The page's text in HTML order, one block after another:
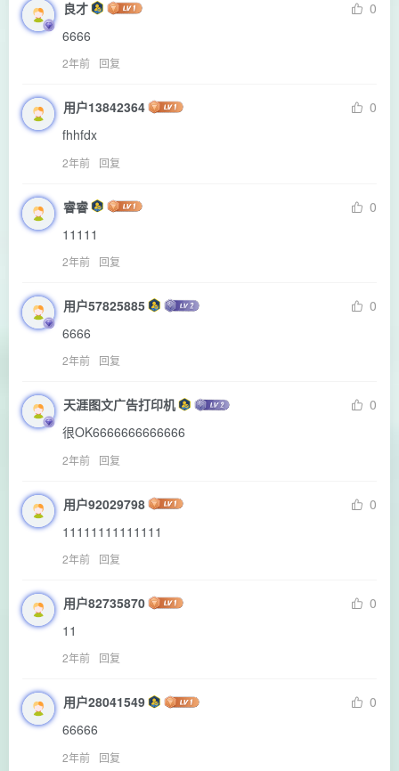
良才
0
6666
2年前 回复
用户13842364
0
fhhfdx
2年前 回复
睿睿
0
11111
2年前 回复
用户57825885
0
6666
2年前 回复
天涯图文广告打印机
0
很OK6666666666666
2年前 回复
用户92029798
0
11111111111111
2年前 回复
用户82735870
0
11
2年前 回复
用户28041549
0
66666
2年前 回复